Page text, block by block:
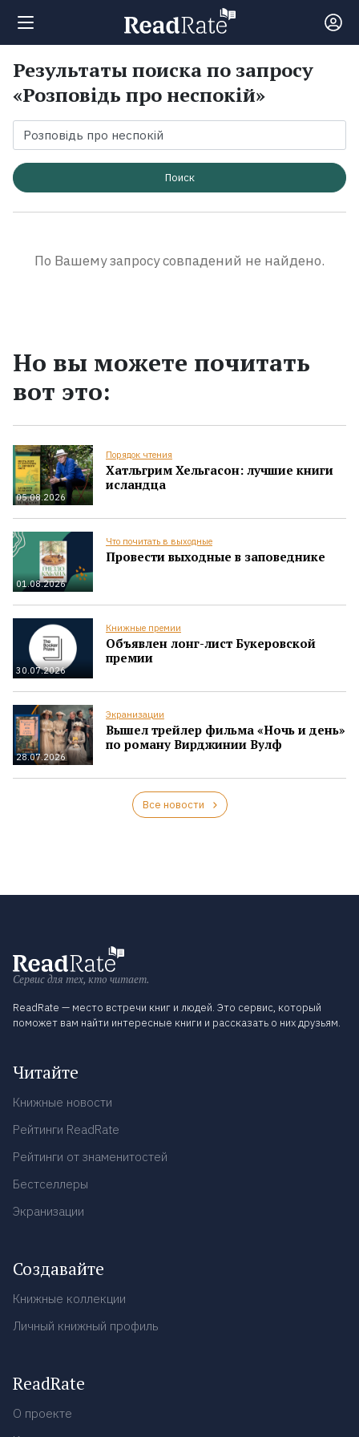
Поиск
Новости
Рейтинги
Результаты поиска по запросу
«Розповідь про неспокій»
Поиск
По Вашему запросу совпадений не найдено.
Но вы можете почитать
вот это:
05.08.2026
Порядок чтения
Хатльгрим Хельгасон: лучшие книги
исландца
01.08.2026
Что почитать в выходные
Провести выходные в заповеднике
30.07.2026
Книжные премии
Объявлен лонг-лист Букеровской
премии
28.07.2026
Экранизации
Вышел трейлер фильма «Ночь и день»
по роману Вирджинии Вулф
Все новости
Сервис для тех, кто читает.
ReadRate — место встречи книг и людей. Это сервис, который
поможет вам найти интересные книги и рассказать о них друзьям.
Читайте
Книжные новости
Рейтинги ReadRate
Рейтинги от знаменитостей
Бестселлеры
Экранизации
Создавайте
Книжные коллекции
Личный книжный профиль
ReadRate
О проекте